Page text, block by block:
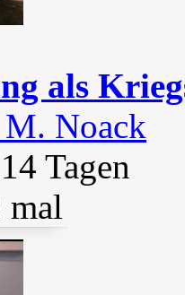
als
Noack
Tagen
mal